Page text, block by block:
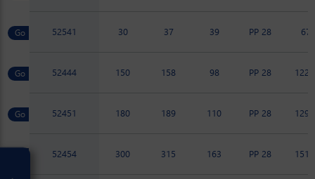
52541 30 37 39 PP 28 67
52444 150 158 98 PP 28
52451 180 189 110 PP 28
52454 300 315 163 PP 28